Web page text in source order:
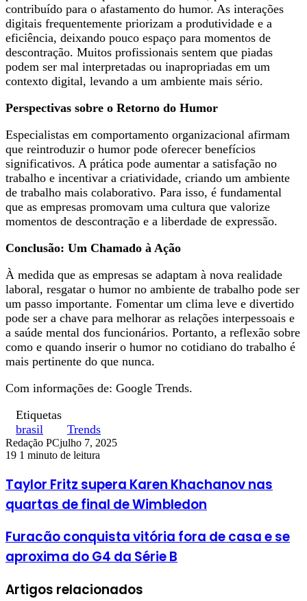
contribuído para o afastamento do humor. As interações
digitais frequentemente priorizam a produtividade e a
eficiência, deixando pouco espaço para momentos de
descontração. Muitos profissionais sentem que piadas
podem ser mal interpretadas ou inapropriadas em um
contexto digital, levando a um ambiente mais sério.
Perspectivas sobre o Retorno do Humor
Especialistas em comportamento organizacional afirmam
que reintroduzir o humor pode oferecer benefícios
significativos. A prática pode aumentar a satisfação no
trabalho e incentivar a criatividade, criando um ambiente
de trabalho mais colaborativo. Para isso, é fundamental
que as empresas promovam uma cultura que valorize
momentos de descontração e a liberdade de expressão.
Conclusão: Um Chamado à Ação
À medida que as empresas se adaptam à nova realidade
laboral, resgatar o humor no ambiente de trabalho pode ser
um passo importante. Fomentar um clima leve e divertido
pode ser a chave para melhorar as relações interpessoais e
a saúde mental dos funcionários. Portanto, a reflexão sobre
como e quando inserir o humor no cotidiano do trabalho é
mais pertinente do que nunca.
Com informações de: Google Trends.
Etiquetas
brasil
Trends
Redação PCjulho 7, 2025
19 1 minuto de leitura
Taylor Fritz supera Karen Khachanov nas
quartas de final de Wimbledon
Furacão conquista vitória fora de casa e se
aproxima do G4 da Série B
Artigos relacionados